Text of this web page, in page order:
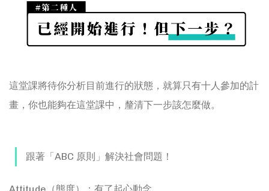
這堂課將待你分析目前進行的狀態，就算只有十人參加的計
畫，你也能夠在這堂課中，釐清下一步該怎麼做。
跟著「ABC 原則」解決社會問題！